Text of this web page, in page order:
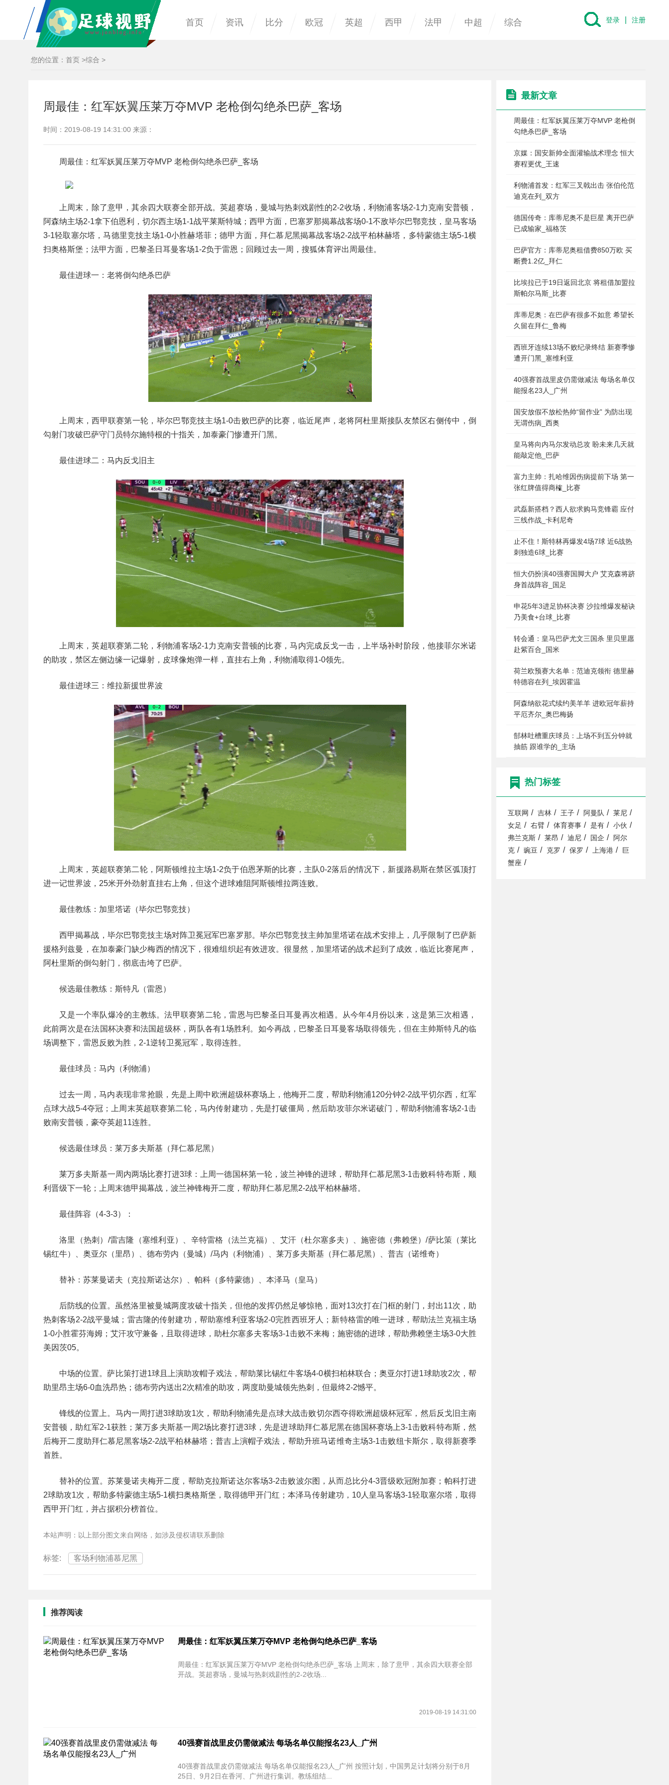
首页 资讯 比分 欧冠 英超 西甲 法甲 中超 综合 登录 注册
您的位置： 首页 >综合 >
周最佳：红军妖翼压莱万夺MVP 老枪倒勾绝杀巴萨_客场
时间：2019-08-19 14:31:00 来源：
周最佳：红军妖翼压莱万夺MVP 老枪倒勾绝杀巴萨_客场
上周末，除了意甲，其余四大联赛全部开战。英超赛场，曼城与热刺戏剧性的2-2收场，利物浦客场2-1力克南安普顿，
阿森纳主场2-1拿下伯恩利，切尔西主场1-1战平莱斯特城；西甲方面，巴塞罗那揭幕战客场0-1不敌毕尔巴鄂竞技，皇马客场
3-1轻取塞尔塔，马德里竞技主场1-0小胜赫塔菲；德甲方面，拜仁慕尼黑揭幕战客场2-2战平柏林赫塔，多特蒙德主场5-1横
扫奥格斯堡；法甲方面，巴黎圣日耳曼客场1-2负于雷恩；回顾过去一周，搜狐体育评出周最佳。
最佳进球一：老将倒勾绝杀巴萨
上周末，西甲联赛第一轮，毕尔巴鄂竞技主场1-0击败巴萨的比赛，临近尾声，老将阿杜里斯接队友禁区右侧传中，倒
勾射门攻破巴萨守门员特尔施特根的十指关，加泰豪门惨遭开门黑。
最佳进球二：马内反戈旧主
上周末，英超联赛第二轮，利物浦客场2-1力克南安普顿的比赛，马内完成反戈一击，上半场补时阶段，他接菲尔米诺
的助攻，禁区左侧边缘一记爆射，皮球像炮弹一样，直挂右上角，利物浦取得1-0领先。
最佳进球三：维拉新援世界波
上周末，英超联赛第二轮，阿斯顿维拉主场1-2负于伯恩茅斯的比赛，主队0-2落后的情况下，新援路易斯在禁区弧顶打
进一记世界波，25米开外劲射直挂右上角，但这个进球难阻阿斯顿维拉两连败。
最佳教练：加里塔诺（毕尔巴鄂竞技）
西甲揭幕战，毕尔巴鄂竞技主场对阵卫冕冠军巴塞罗那。毕尔巴鄂竞技主帅加里塔诺在战术安排上，几乎限制了巴萨新
援格列兹曼，在加泰豪门缺少梅西的情况下，很难组织起有效进攻。很显然，加里塔诺的战术起到了成效，临近比赛尾声，
阿杜里斯的倒勾射门，彻底击垮了巴萨。
候选最佳教练：斯特凡（雷恩）
又是一个率队爆冷的主教练。法甲联赛第二轮，雷恩与巴黎圣日耳曼再次相遇。从今年4月份以来，这是第三次相遇，
此前两次是在法国杯决赛和法国超级杯，两队各有1场胜利。如今再战，巴黎圣日耳曼客场取得领先，但在主帅斯特凡的临
场调整下，雷恩反败为胜，2-1逆转卫冕冠军，取得连胜。
最佳球员：马内（利物浦）
过去一周，马内表现非常抢眼，先是上周中欧洲超级杯赛场上，他梅开二度，帮助利物浦120分钟2-2战平切尔西，红军
点球大战5-4夺冠；上周末英超联赛第二轮，马内传射建功，先是打破僵局，然后助攻菲尔米诺破门，帮助利物浦客场2-1击
败南安普顿，豪夺英超11连胜。
候选最佳球员：莱万多夫斯基（拜仁慕尼黑）
莱万多夫斯基一周内两场比赛打进3球：上周一德国杯第一轮，波兰神锋的进球，帮助拜仁慕尼黑3-1击败科特布斯，顺
利晋级下一轮；上周末德甲揭幕战，波兰神锋梅开二度，帮助拜仁慕尼黑2-2战平柏林赫塔。
最佳阵容（4-3-3）：
洛里（热刺）/雷吉隆（塞维利亚）、辛特雷格（法兰克福）、艾汗（杜尔塞多夫）、施密德（弗赖堡）/萨比策（莱比
锡红牛）、奥亚尔（里昂）、德布劳内（曼城）/马内（利物浦）、莱万多夫斯基（拜仁慕尼黑）、普吉（诺维奇）
替补：苏莱曼诺夫（克拉斯诺达尔）、帕科（多特蒙德）、本泽马（皇马）
后防线的位置。虽然洛里被曼城两度攻破十指关，但他的发挥仍然足够惊艳，面对13次打在门框的射门，封出11次，助
热刺客场2-2战平曼城；雷吉隆的传射建功，帮助塞维利亚客场2-0完胜西班牙人；新特格雷的唯一进球，帮助法兰克福主场
1-0小胜霍芬海姆；艾汗攻守兼备，且取得进球，助杜尔塞多夫客场3-1击败不来梅；施密德的进球，帮助弗赖堡主场3-0大胜
美因茨05。
中场的位置。萨比策打进1球且上演助攻帽子戏法，帮助莱比锡红牛客场4-0横扫柏林联合；奥亚尔打进1球助攻2次，帮
助里昂主场6-0血洗昂热；德布劳内送出2次精准的助攻，两度助曼城领先热刺，但最终2-2憾平。
锋线的位置上。马内一周打进3球助攻1次，帮助利物浦先是点球大战击败切尔西夺得欧洲超级杯冠军，然后反戈旧主南
安普顿，助红军2-1获胜；莱万多夫斯基一周2场比赛打进3球，先是进球助拜仁慕尼黑在德国杯赛场上3-1击败科特布斯，然
后梅开二度助拜仁慕尼黑客场2-2战平柏林赫塔；普吉上演帽子戏法，帮助升班马诺维奇主场3-1击败纽卡斯尔，取得新赛季
首胜。
替补的位置。苏莱曼诺夫梅开二度，帮助克拉斯诺达尔客场3-2击败波尔图，从而总比分4-3晋级欧冠附加赛；帕科打进
2球助攻1次，帮助多特蒙德主场5-1横扫奥格斯堡，取得德甲开门红；本泽马传射建功，10人皇马客场3-1轻取塞尔塔，取得
西甲开门红，并占据积分榜首位。
本站声明：以上部分图文来自网络，如涉及侵权请联系删除
标签: 客场利物浦慕尼黑
推荐阅读
周最佳：红军妖翼压莱万夺MVP 老枪倒勾绝杀巴萨_客场
周最佳：红军妖翼压莱万夺MVP 老枪倒勾绝杀巴萨_客场 上周末，除了意甲，其余四大联赛全部
开战。英超赛场，曼城与热刺戏剧性的2-2收场...
2019-08-19 14:31:00
40强赛首战里皮仍需做减法 每场名单仅能报名23人_广州
40强赛首战里皮仍需做减法 每场名单仅能报名23人_广州 按照计划，中国男足计划将分别于8月
25日、9月2日在香河、广州进行集训。教练组结...
最新文章
周最佳：红军妖翼压莱万夺MVP 老枪倒
勾绝杀巴萨_客场
京媒：国安新帅全面灌输战术理念 恒大
赛程更优_王速
利物浦首发：红军三叉戟出击 张伯伦范
迪克在列_双方
德国传奇：库蒂尼奥不是巨星 离开巴萨
已成输家_福格茨
巴萨官方：库蒂尼奥租借费850万欧 买
断费1.2亿_拜仁
比埃拉已于19日返回北京 将租借加盟拉
斯帕尔马斯_比赛
库蒂尼奥：在巴萨有很多不如意 希望长
久留在拜仁_鲁梅
西班牙连续13场不败纪录终结 新赛季惨
遭开门黑_塞维利亚
40强赛首战里皮仍需做减法 每场名单仅
能报名23人_广州
国安放假不放松热帅“留作业” 为防出现
无谓伤病_西奥
皇马将向内马尔发动总攻 盼未来几天就
能敲定他_巴萨
富力主帅：扎哈维因伤病提前下场 第一
张红牌值得商榷_比赛
武磊新搭档？西人欲求购马竞锋霸 应付
三线作战_卡利尼奇
止不住！斯特林再爆发4场7球 近6战热
刺独造6球_比赛
恒大仍扮演40强赛国脚大户 艾克森将跻
身首战阵容_国足
申花5年3进足协杯决赛 沙拉维爆发秘诀
乃美食+台球_比赛
转会通：皇马巴萨尤文三国杀 里贝里愿
赴紫百合_国米
荷兰欧预赛大名单：范迪克领衔 德里赫
特德容在列_埃因霍温
阿森纳欲花式续约美羊羊 进欧冠年薪持
平厄齐尔_奥巴梅扬
郜林吐槽重庆球员：上场不到五分钟就
抽筋 跟谁学的_主场
热门标签
互联网 / 吉林 / 王子 / 阿曼队 / 莱尼 /
女足 / 右臂 / 体育赛事 / 是有 / 小伙 /
弗兰克斯 / 莱昂 / 迪尼 / 国企 /
阿尔
克 / 豌豆 / 克罗 / 保罗 / 上海港 /
巨
蟹座 /